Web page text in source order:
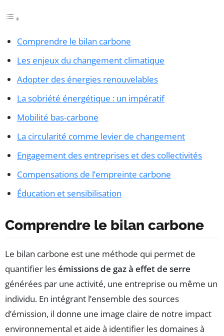
Comprendre le bilan carbone
Les enjeux du changement climatique
Adopter des énergies renouvelables
La sobriété énergétique : un impératif
Mobilité bas-carbone
La circularité comme levier de changement
Engagement des entreprises et des collectivités
Compensations de l’empreinte carbone
Éducation et sensibilisation
Comprendre le bilan carbone
Le bilan carbone est une méthode qui permet de
quantifier lesémissions de gaz à effet de serre
générées par une activité, une entreprise ou même un
individu. En intégrant l’ensemble des sources
d’émission, il donne une image claire de notre impact
environnemental et aide à identifier les domaines à